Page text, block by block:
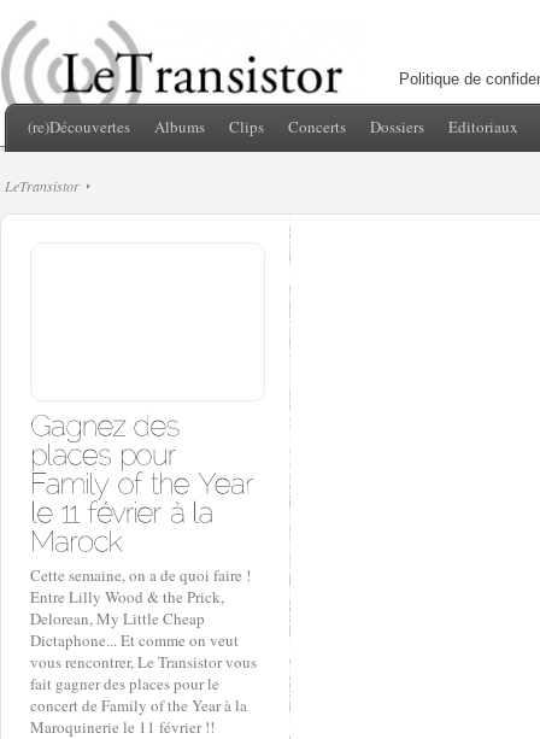
Politique de
(re)Découvertes Albums Clips Concerts Dossiers Editoriaux
LeTransistor
Cette semaine, on a de quoi faire !
Entre Lilly Wood & the Prick,
Delorean, My Little Cheap
Dictaphone... Et comme on veut
vous rencontrer, Le Transistor vous
fait gagner des places pour le
concert de Family of the Year à la
Maroquinerie le 11 février !!